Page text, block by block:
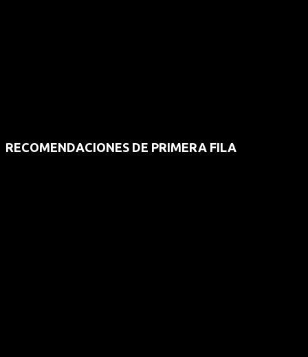
RECOMENDACIONES DE PRIMERA FILA